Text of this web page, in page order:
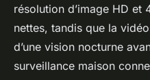
résolution d’image HD et
nettes, tandis que la
d’une vision nocturne
surveillance maison